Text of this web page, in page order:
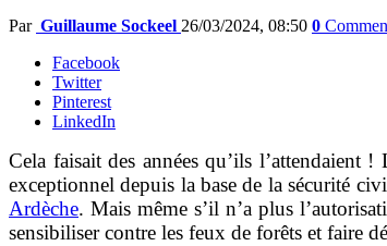
Par Guillaume Sockeel 26/03/2024, 08:50 0
Facebook
Twitter
Pinterest
LinkedIn
Cela faisait des années qu’ils l’attendaient
exceptionnel depuis la base de la sécurité
Ardèche. Mais même s’il n’a plus
sensibiliser contre les feux de forêts et faire